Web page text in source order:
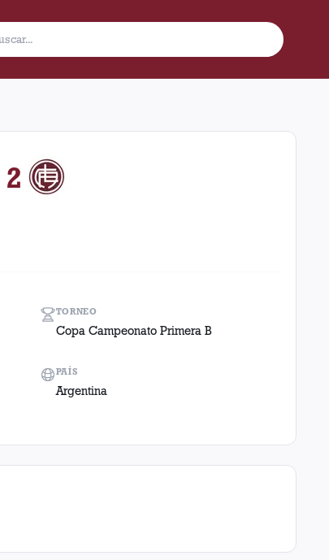
visitante en el estadio Sportivo Suizo (Argentina). El
TORNEO
Copa Campeonato Primera B
PAÍS
Argentina